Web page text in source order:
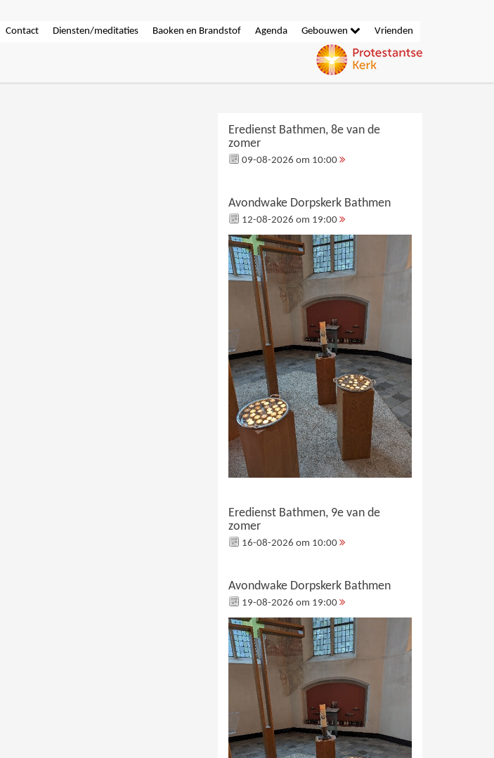
Contact Diensten/meditaties Baoken en Brandstof Agenda Gebouwen Vrienden
Eredienst Bathmen, 8e van de
zomer
09-08-2026 om 10:00
Avondwake Dorpskerk Bathmen
12-08-2026 om 19:00
Eredienst Bathmen, 9e van de
zomer
16-08-2026 om 10:00
Avondwake Dorpskerk Bathmen
19-08-2026 om 19:00